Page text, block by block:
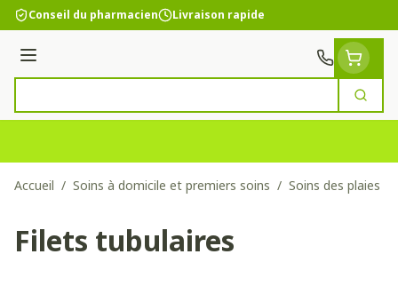
Aller au contenu
Conseil du pharmacien Livraison rapide
Menu
Accueil / Soins à domicile et premiers soins / Soins des plaies
Filets tubulaires